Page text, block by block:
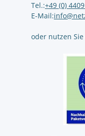
Tel.:+49 (0)
E-Mail:
oder nutzen Sie